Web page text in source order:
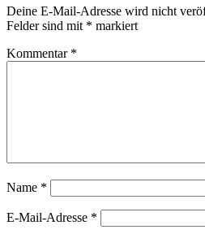
Deine E-Mail-Adresse wird nicht
Felder sind mit * markiert
Kommentar *
Name *
E-Mail-Adresse *